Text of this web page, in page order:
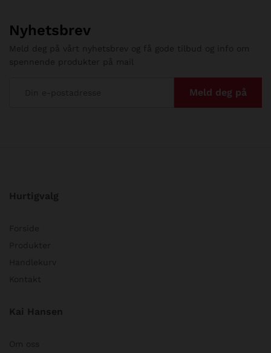
Nyhetsbrev
Meld deg på vårt nyhetsbrev og få gode tilbud og info om
spennende produkter på mail
Hurtigvalg
Kai Hansen